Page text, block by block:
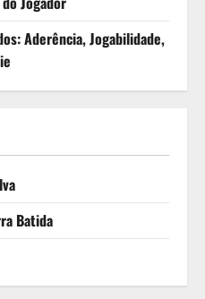
Aderência, Jogabilidade,
Batida